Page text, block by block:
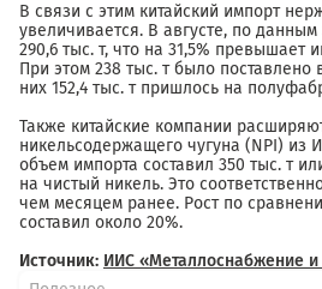
В связи с этим китайский импорт
увеличивается. В августе, по данным
290,6 тыс. т, что на 31,5% превышает
При этом 238 тыс. т было
них 152,4 тыс. т пришлось на
Также китайские компании
никельсодержащего чугуна (NPI) из
объем импорта составил 350 тыс. т
на чистый никель. Это
чем месяцем ранее. Рост по
составил около 20%.
Источник: ИИС «Металлоснабжение и